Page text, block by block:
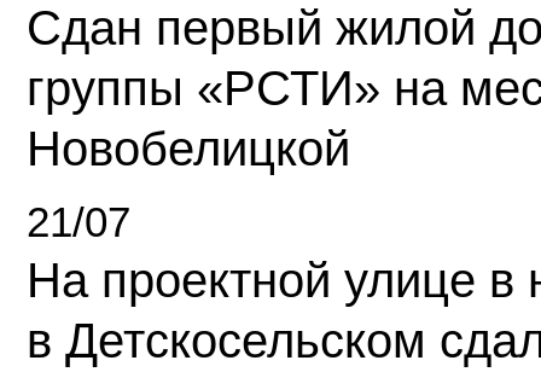
Сдан первый жилой
группы «РСТИ» на
Новобелицкой
21/07
На проектной улице
в Детскосельском